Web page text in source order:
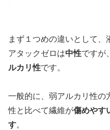
まず１つめの違いとして、
アタックゼロは中性ですが
ルカリ性です。
一般的に、弱アルカリ性の
性と比べて繊維が傷めやす
す。